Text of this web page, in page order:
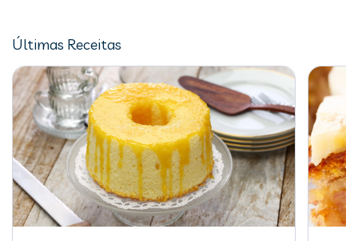
Últimas Receitas